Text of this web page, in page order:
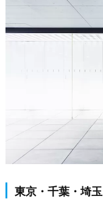
東京・千葉・埼玉